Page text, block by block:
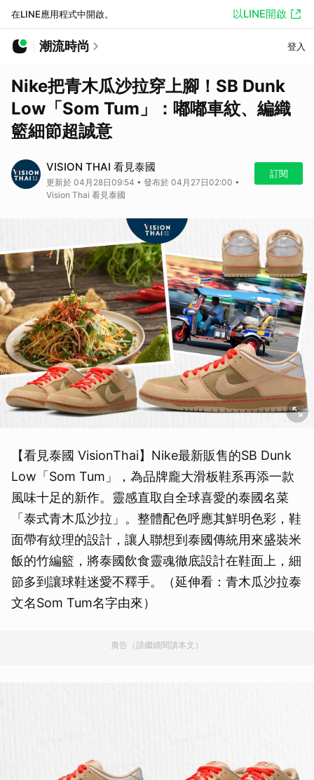
在LINE應用程式中開啟。 以LINE開啟
潮流時尚 登入
Nike把青木瓜沙拉穿上腳！SB Dunk
Low「Som Tum」：嘟嘟車紋、編織
籃細節超誠意
VISION THAI 看見泰國
更新於 04月28日09:54 • 發布於 04月27日02:00 •
Vision Thai 看見泰國
訂閱
【看見泰國 VisionThai】Nike最新販售的SB Dunk
Low「Som Tum」，為品牌龐大滑板鞋系再添一款
風味十足的新作。靈感直取自全球喜愛的泰國名菜
「泰式青木瓜沙拉」。整體配色呼應其鮮明色彩，鞋
面帶有紋理的設計，讓人聯想到泰國傳統用來盛裝米
飯的竹編籃，將泰國飲食靈魂徹底設計在鞋面上，細
節多到讓球鞋迷愛不釋手。（延伸看：青木瓜沙拉泰
文名Som Tum名字由來）
廣告（請繼續閱讀本文）